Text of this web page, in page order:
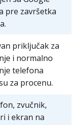
pre završetka
priključak za
i normalno
telefona
za procenu.
zvučnik,
i ekran na